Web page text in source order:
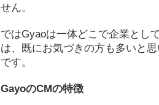
せん。
ではGyaoは一体どこで企業とし
は、既にお気づきの方も多いと
です。
GayoのCMの特徴